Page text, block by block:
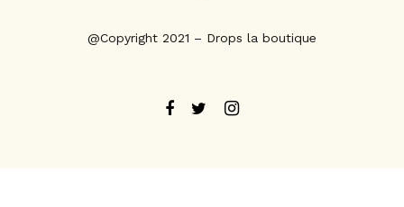
@Copyright 2021 – Drops la boutique